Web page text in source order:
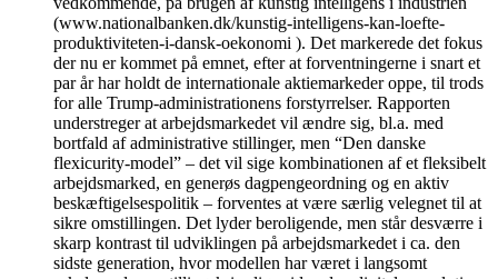
(www.nationalbanken.dk/kunstig-intelligens-kan-loefte-
produktiviteten-i-dansk-oekonomi ). Det markerede det fokus
der nu er kommet på emnet, efter at forventningerne i snart et
par år har holdt de internationale aktiemarkeder oppe, til trods
for alle Trump-administrationens forstyrrelser. Rapporten
understreger at arbejdsmarkedet vil ændre sig, bl.a. med
bortfald af administrative stillinger, men “Den danske
flexicurity-model” – det vil sige kombinationen af et fleksibelt
arbejdsmarked, en generøs dagpengeordning og en aktiv
beskæftigelsespolitik – forventes at være særlig velegnet til at
sikre omstillingen. Det lyder beroligende, men står desværre i
skarp kontrast til udviklingen på arbejdsmarkedet i ca. den
sidste generation, hvor modellen har været i langsomt